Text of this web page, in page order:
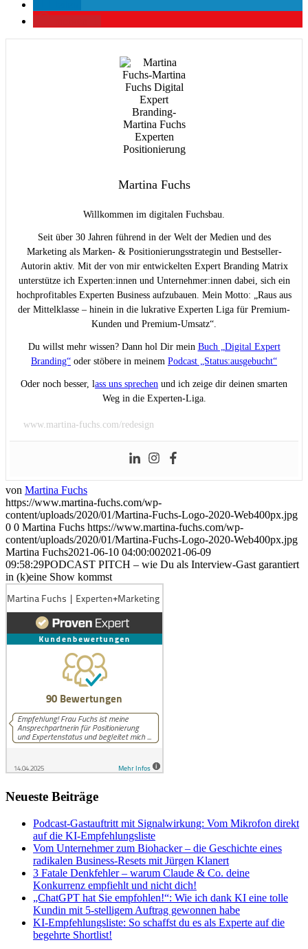
Martina Fuchs
Willkommen im digitalen Fuchsbau.
Seit über 30 Jahren führend in der Welt der Medien und des
Marketing als Marken- & Positionierungsstrategin und Bestseller-
Autorin aktiv. Mit der von mir entwickelten Expert Branding Matrix
unterstütze ich Experten:innen und Unternehmer:innen dabei, sich ein
hochprofitables Experten Business aufzubauen. Mein Motto: „Raus aus
der Mittelklasse – hinein in die lukrative Experten Liga für Premium-
Kunden und Premium-Umsatz“.
Du willst mehr wissen? Dann hol Dir mein Buch „Digital Expert
Branding“ oder stöbere in meinem Podcast „Status:ausgebucht“
Oder noch besser, lass uns sprechen und ich zeige dir deinen smarten
Weg in die Experten-Liga.
www.martina-fuchs.com/redesign
von Martina Fuchs
https://www.martina-fuchs.com/wp-
content/uploads/2020/01/Martina-Fuchs-Logo-2020-Web400px.jpg
0 0 Martina Fuchs https://www.martina-fuchs.com/wp-
content/uploads/2020/01/Martina-Fuchs-Logo-2020-Web400px.jpg
Martina Fuchs2021-06-10 04:00:002021-06-09
09:58:29PODCAST PITCH – wie Du als Interview-Gast garantiert
in (k)eine Show kommst
Neueste Beiträge
Podcast-Gastauftritt mit Signalwirkung: Vom Mikrofon direkt
auf die KI-Empfehlungsliste
Vom Unternehmer zum Biohacker – die Geschichte eines
radikalen Business-Resets mit Jürgen Klanert
3 Fatale Denkfehler – warum Claude & Co. deine
Konkurrenz empfiehlt und nicht dich!
„ChatGPT hat Sie empfohlen!“: Wie ich dank KI eine tolle
Kundin mit 5-stelligem Auftrag gewonnen habe
KI-Empfehlungsliste: So schaffst du es als Experte auf die
begehrte Shortlist!